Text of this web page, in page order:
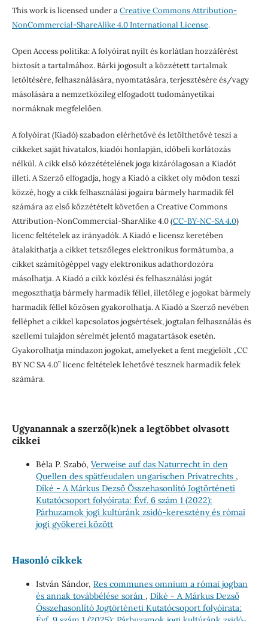
This work is licensed under aCreative Commons Attribution-
NonCommercial-ShareAlike 4.0 International License.
Open Access politika: A folyóirat nyílt és korlátlan hozzáférést
biztosít a tartalmához. Bárki jogosult a közzétett tartalmak
letöltésére, felhasználására, nyomtatására, terjesztésére és/vagy
másolására a nemzetközileg elfogadott tudományetikai
normáknak megfelelően.
A folyóirat (Kiadó) szabadon elérhetővé és letölthetővé teszi a
cikkeket saját hivatalos, kiadói honlapján, időbeli korlátozás
nélkül. A cikk első közzétételének joga kizárólagosan a Kiadót
illeti. A Szerző elfogadja, hogy a Kiadó a cikket oly módon teszi
közzé, hogy a cikk felhasználási jogaira bármely harmadik fél
számára az első közzétételt követően a Creative Commons
Attribution-NonCommercial-SharAlike 4.0 (CC-BY-NC-SA 4.0)
licenc feltételek az irányadók. A Kiadó e licensz keretében
átalakíthatja a cikket tetszőleges elektronikus formátumba, a
cikket számítógéppel vagy elektronikus adathordozóra
másolhatja. A Kiadó a cikk közlési és felhasználási jogát
megoszthatja bármely harmadik féllel, illetőleg e jogokat bármely
harmadik féllel közösen gyakorolhatja. A Kiadó a Szerző nevében
felléphet a cikkel kapcsolatos jogsértések, jogtalan felhasználás és
szellemi tulajdon sérelmét jelentő magatartások esetén.
Gyakorolhatja mindazon jogokat, amelyeket a fent megjelölt „CC
BY NC SA 4.0” licenc feltételek lehetővé tesznek harmadik felek
számára.
Ugyanannak a szerző(k)nek a legtöbbet olvasott
cikkei
Béla P. Szabó, Verweise auf das Naturrecht in den
Quellen des spätfeudalen ungarischen Privatrechts ,
Díké - A Márkus Dezső Összehasonlító Jogtörténeti
Kutatócsoport folyóirata: Évf. 6 szám 1 (2022):
Párhuzamok jogi kultúránk zsidó-keresztény és római
jogi gyökerei között
Hasonló cikkek
István Sándor, Res communes omnium a római jogban
és annak továbbélése során , Díké - A Márkus Dezső
Összehasonlító Jogtörténeti Kutatócsoport folyóirata: